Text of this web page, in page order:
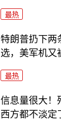
最热
特朗普扔下两
选，美军机又
最热
信息量很大！
西方都不淡定